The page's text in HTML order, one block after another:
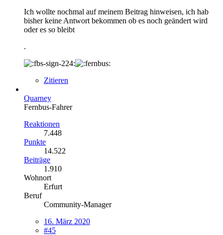
Ich wollte nochmal auf meinem Beitrag hinweisen, ich hab
bisher keine Antwort bekommen ob es noch geändert wird
oder es so bleibt
.
Zitieren
Quarney
Fernbus-Fahrer
Reaktionen
7.448
Punkte
14.522
Beiträge
1.910
Wohnort
Erfurt
Beruf
Community-Manager
16. März 2020
#45